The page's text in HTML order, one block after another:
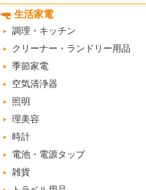
生活家電
調理・キッチン
クリーナー・ランドリー用品
季節家電
空気清浄器
照明
理美容
時計
電池・電源タップ
雑貨